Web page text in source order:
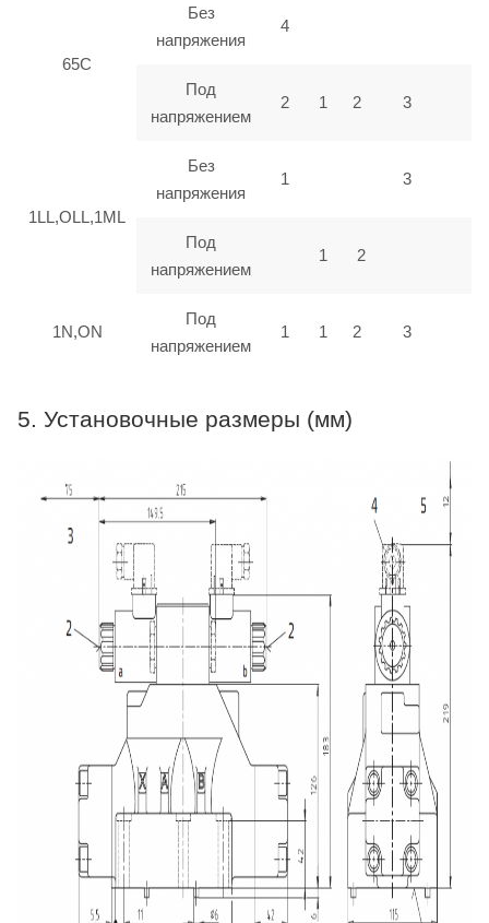
65C
Без
напряжения
4
Под
напряжением
2 1 2 3
1LL,OLL,1ML
Без
напряжения
1 3
Под
напряжением
1 2
1N,ON
Под
напряжением
1 1 2 3
5. Установочные размеры (мм)